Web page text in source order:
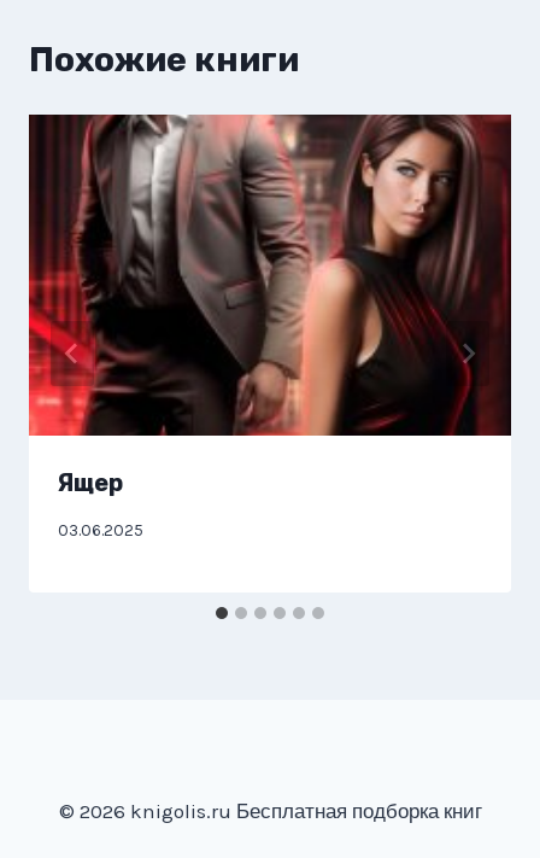
Похожие книги
Ящер
03.06.2025
© 2026 knigolis.ru Бесплатная подборка книг